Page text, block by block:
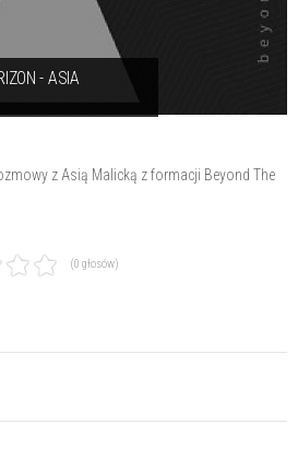
- ASIA
z Asią Malicką z formacji Beyond The
(0 głosów)